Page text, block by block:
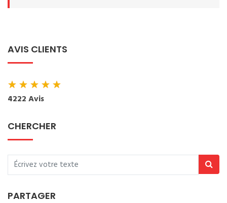
AVIS CLIENTS
★★★★★
4222 Avis
CHERCHER
PARTAGER